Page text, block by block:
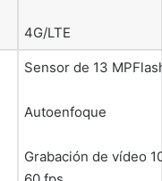
4G/LTE
Sensor de 13
Autoenfoque
Grabación de vídeo